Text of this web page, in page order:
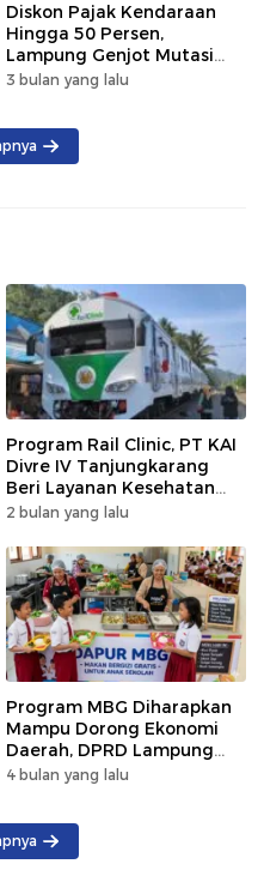
Diskon Pajak Kendaraan
Hingga 50 Persen,
Lampung Genjot Mutasi
Kendaraan Luar Daerah
3 bulan yang lalu
Program Rail Clinic, PT KAI
Divre IV Tanjungkarang
Beri Layanan Kesehatan
Gratis 250 Warga
2 bulan yang lalu
Program MBG Diharapkan
Mampu Dorong Ekonomi
Daerah, DPRD Lampung
Tekankan Pemanfaatan
4 bulan yang lalu